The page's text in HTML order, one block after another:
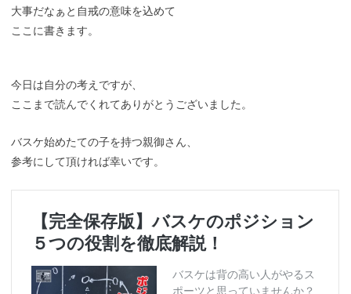
大事だなぁと自戒の意味を込めて
ここに書きます。
今日は自分の考えですが、
ここまで読んでくれてありがとうございました。
バスケ始めたての子を持つ親御さん、
参考にして頂ければ幸いです。